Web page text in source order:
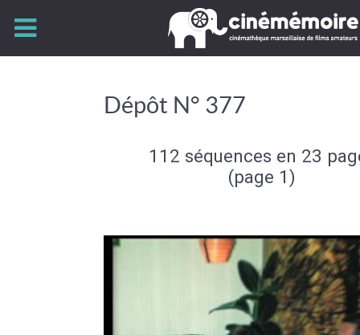
Dépôt N° 377
112 séquences en 23
(page 1)